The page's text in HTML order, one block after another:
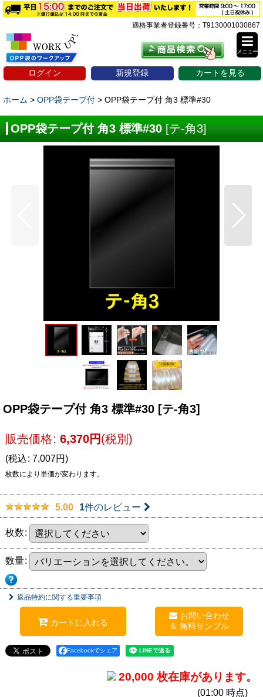
適格事業者登録番号：T9130001030867
ログイン 新規登録 カートを見る
メニュー
ホーム > OPP袋テープ付 > OPP袋テープ付 角3 標準#30
OPP袋テープ付 角3 標準#30 [テ-角3]
OPP袋テープ付 角3 標準#30 [テ-角3]
販売価格: 6,370円(税別)
(税込: 7,007円)
枚数により単価が変わります。
5.00 1件のレビュー
枚数:
数量:
返品特約に関する重要事項
カートに入れる
お問い合わせ
Facebookでシェア
20,000 枚在庫があります。
(01:00 時点)